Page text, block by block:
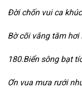
Đời chốn vui ca
Bờ cõi vắng tăm hơi
180.Biển sông bạt
Ơn vua mưa rưới